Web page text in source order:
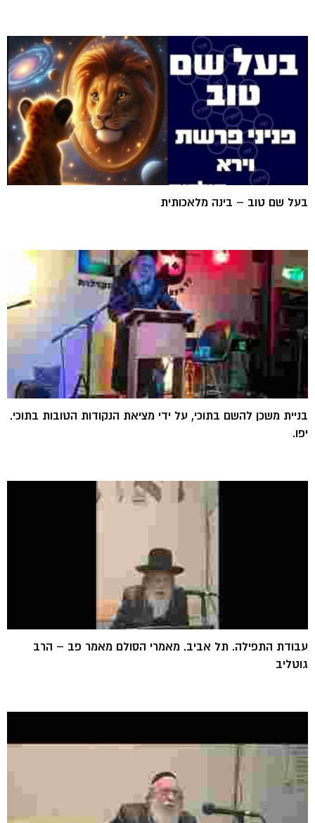
בעל שם טוב – בינה מלאכותית
בניית משכן להשם בתוכי, על ידי מציאת הנקודות הטובות בתוכי.
יפו.
עבודת התפילה. תל אביב. מאמרי הסולם מאמר פב – הרב
גוטליב